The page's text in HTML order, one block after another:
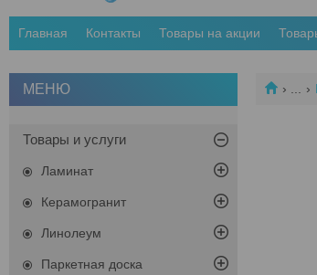
Главная Контакты Товары на акции
Товары и услуги
Ламинат
Керамогранит
Линолеум
Паркетная доска